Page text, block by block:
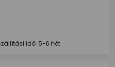
idő: 5-6 hét